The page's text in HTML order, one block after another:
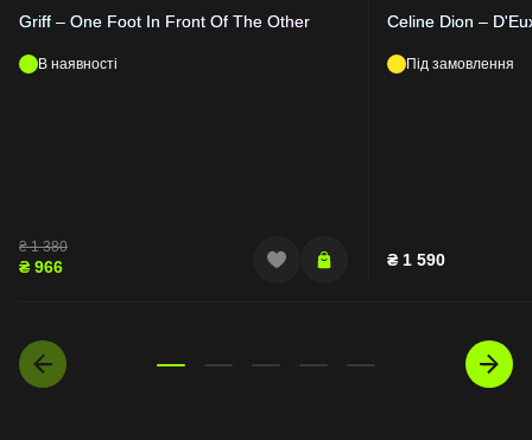
Griff – One Foot In Front Of The Other
В наявності
₴1 380
₴ 966
Celine Dion –
Під замовлення
₴ 1 590